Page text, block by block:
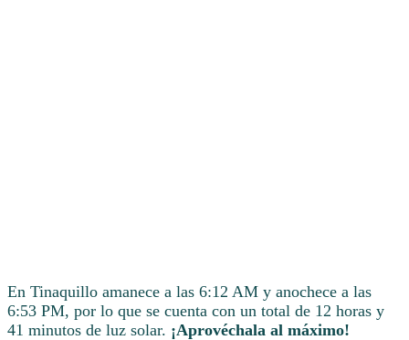
En Tinaquillo amanece a las 6:12 AM y anochece a las
6:53 PM, por lo que se cuenta con un total de 12 horas y
41 minutos de luz solar. ¡Aprovéchala al máximo!